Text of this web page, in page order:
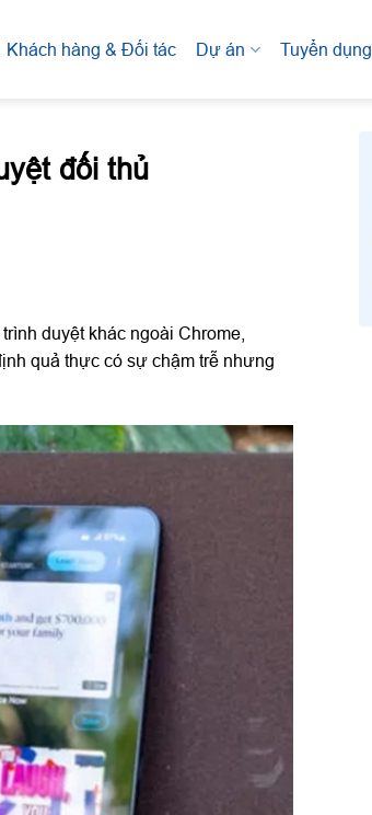
Khách hàng & Đối tác Dự án Tuyển dụng
đối thủ
duyệt khác ngoài Chrome,
quả thực có sự chậm trễ nhưng